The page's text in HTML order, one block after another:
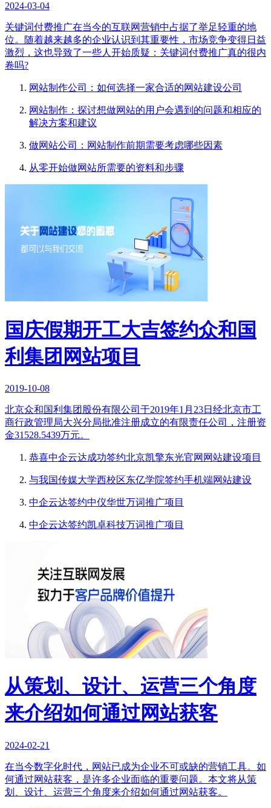
2024-03-04
关键词付费推广在当今的互联网营销中占据了举足轻重的地
位。随着越来越多的企业认识到其重要性，市场竞争变得日益
激烈，这也导致了一些人开始质疑：关键词付费推广真的很内
卷吗?
网站制作公司：如何选择一家合适的网站建设公司
网站制作：探讨想做网站的用户会遇到的问题和相应的
解决方案和建议
做网站公司：网站制作前期需要考虑哪些因素
从零开始做网站所需要的资料和步骤
国庆假期开工大吉签约众和国
利集团网站项目
2019-10-08
北京众和国利集团股份有限公司于2019年1月23日经北京市工
商行政管理局大兴分局批准注册成立的有限责任公司，注册资
金31528.5439万元。
恭喜中企云达成功签约北京凯擎东光官网网站建设项目
与我国传媒大学西校区东亿学院签约手机端网站建设
中企云达签约中仪华世万词推广项目
中企云达签约凯卓科技万词推广项目
从策划、设计、运营三个角度
来介绍如何通过网站获客
2024-02-21
在当今数字化时代，网站已成为企业不可或缺的营销工具。如
何通过网站获客，是许多企业面临的重要问题。本文将从策
划、设计、运营三个角度来介绍如何通过网站获客。